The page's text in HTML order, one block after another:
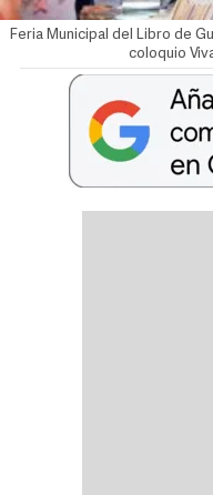
Feria Municipal del Libro de
coloquio